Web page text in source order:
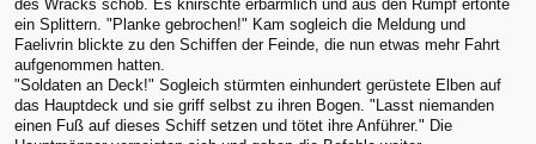
des Wracks schob. Es knirschte erbärmlich und aus den Rumpf ertönte
ein Splittern. "Planke gebrochen!" Kam sogleich die Meldung und
Faelivrin blickte zu den Schiffen der Feinde, die nun etwas mehr Fahrt
aufgenommen hatten.
"Soldaten an Deck!" Sogleich stürmten einhundert gerüstete Elben auf
das Hauptdeck und sie griff selbst zu ihren Bogen. "Lasst niemanden
einen Fuß auf dieses Schiff setzen und tötet ihre Anführer." Die